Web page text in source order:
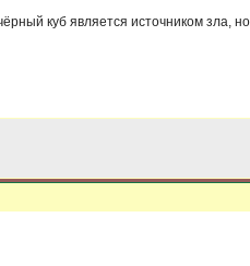
куб является источником зла,